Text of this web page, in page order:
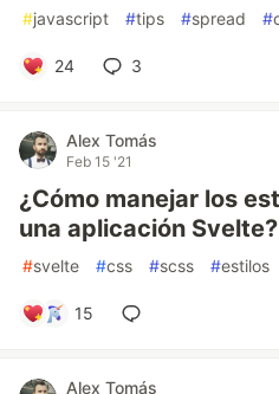
#javascript #tips #spread #
24 3
Alex Tomás
Feb 15 '21
¿Cómo manejar los
una aplicación Svelte?
#svelte #css #scss #estilos
15
Alex Tomás